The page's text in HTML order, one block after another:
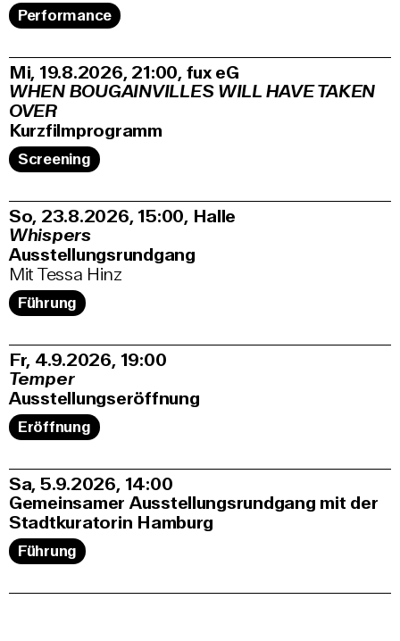
Performance
Mi, 19.8.2026 21:00, fux eG
WHEN BOUGAINVILLES WILL HAVE TAKEN
OVER
Kurzfilmprogramm
Screening
So, 23.8.2026 15:00, Halle
Whispers
Ausstellungsrundgang
Mit Tessa Hinz
Führung
Fr, 4.9.2026 19:00
Temper
Ausstellungseröffnung
Eröffnung
Sa, 5.9.2026 14:00
Gemeinsamer Ausstellungsrundgang mit der
Stadtkuratorin Hamburg
Führung